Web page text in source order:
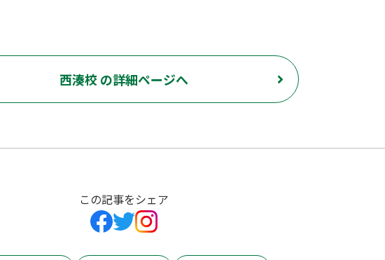
西湊校 の詳細ページへ
この記事をシェア